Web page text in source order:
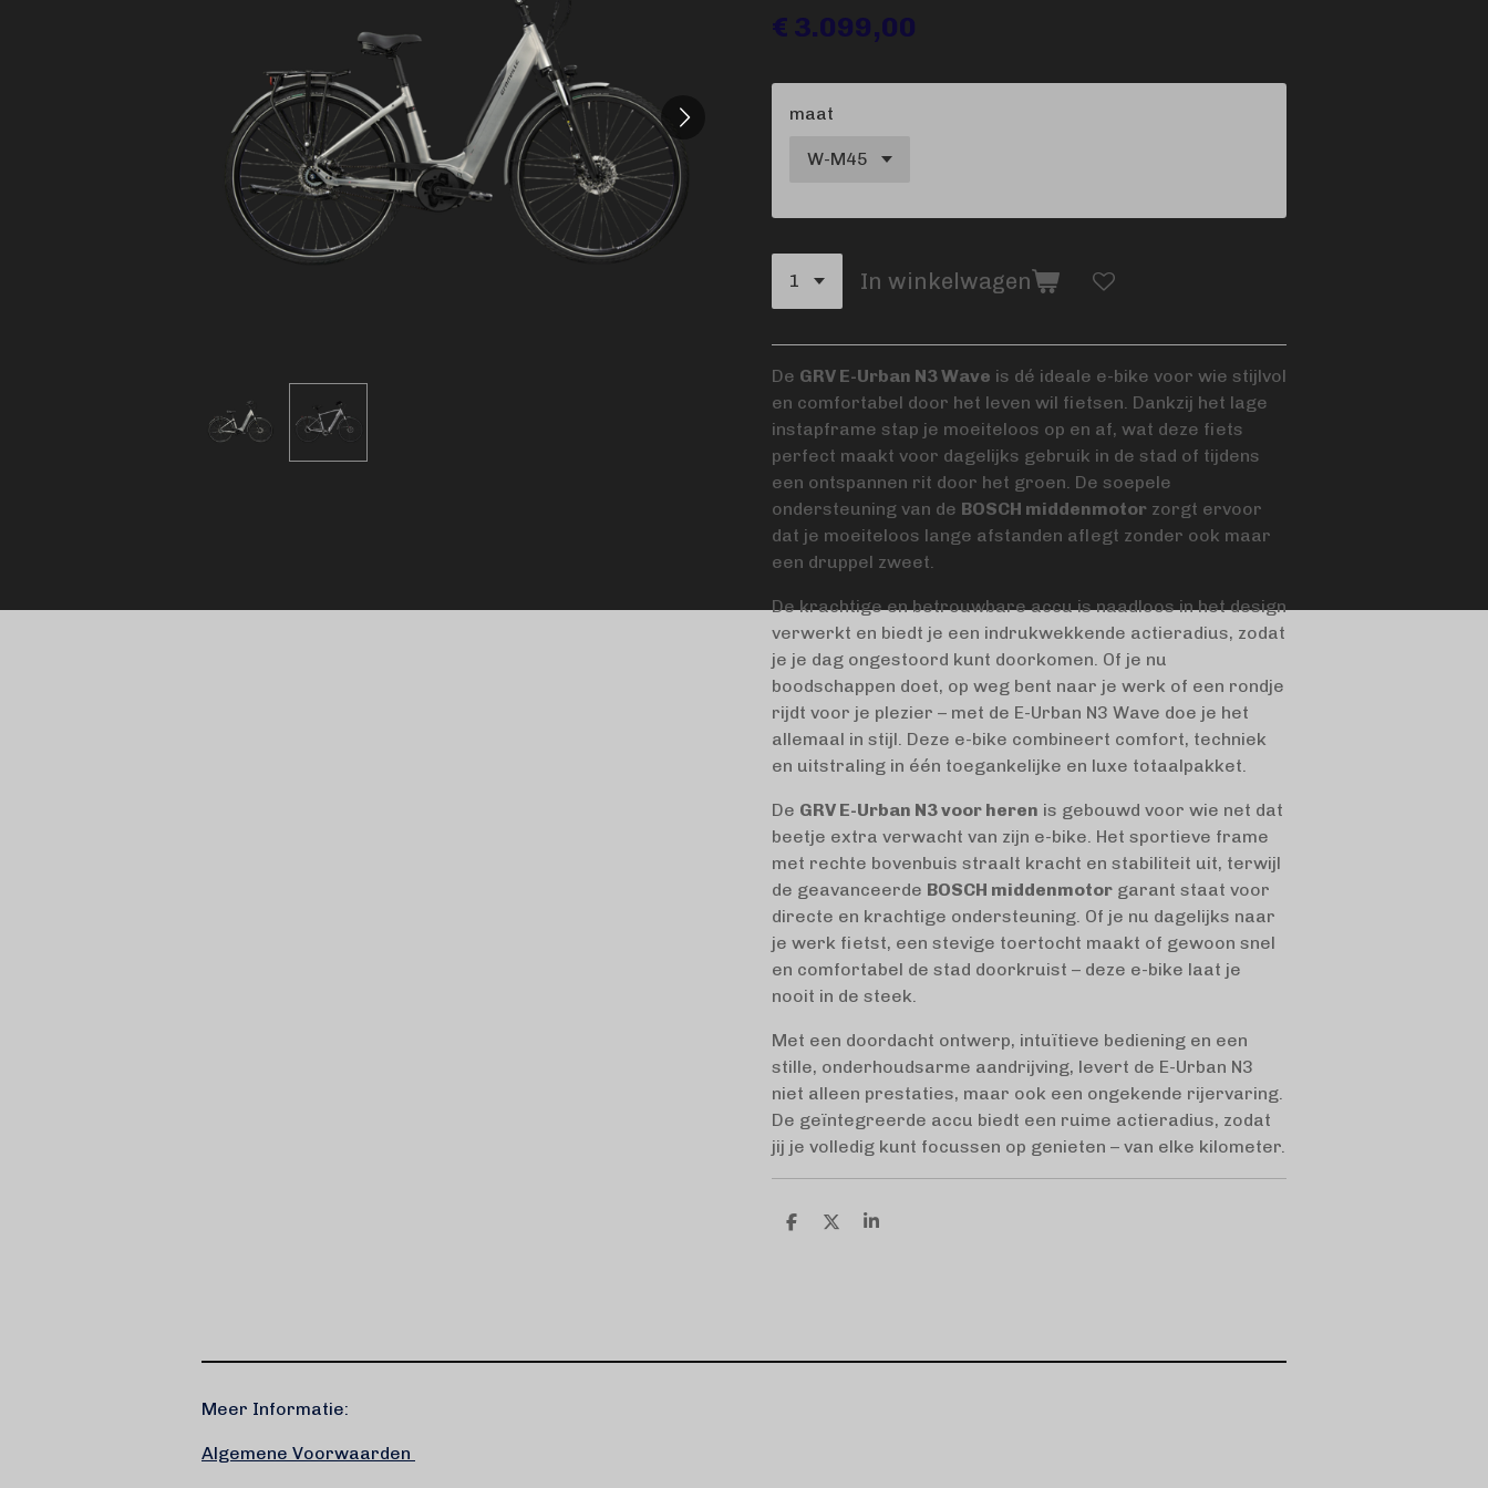
€ 3.099,00
maat
In winkelwagen
De GRV E-Urban N3 Wave is dé ideale e-bike voor wie stijlvol
en comfortabel door het leven wil fietsen. Dankzij het lage
instapframe stap je moeiteloos op en af, wat deze fiets
perfect maakt voor dagelijks gebruik in de stad of tijdens
een ontspannen rit door het groen. De soepele
ondersteuning van de BOSCH middenmotor zorgt ervoor
dat je moeiteloos lange afstanden aflegt zonder ook maar
een druppel zweet.
De krachtige en betrouwbare accu is naadloos in het design
verwerkt en biedt je een indrukwekkende actieradius, zodat
je je dag ongestoord kunt doorkomen. Of je nu
boodschappen doet, op weg bent naar je werk of een rondje
rijdt voor je plezier – met de E-Urban N3 Wave doe je het
allemaal in stijl. Deze e-bike combineert comfort, techniek
en uitstraling in één toegankelijke en luxe totaalpakket.
De GRV E-Urban N3 voor heren is gebouwd voor wie net dat
beetje extra verwacht van zijn e-bike. Het sportieve frame
met rechte bovenbuis straalt kracht en stabiliteit uit, terwijl
de geavanceerde BOSCH middenmotor garant staat voor
directe en krachtige ondersteuning. Of je nu dagelijks naar
je werk fietst, een stevige toertocht maakt of gewoon snel
en comfortabel de stad doorkruist – deze e-bike laat je
nooit in de steek.
Met een doordacht ontwerp, intuïtieve bediening en een
stille, onderhoudsarme aandrijving, levert de E-Urban N3
niet alleen prestaties, maar ook een ongekende rijervaring.
De geïntegreerde accu biedt een ruime actieradius, zodat
jij je volledig kunt focussen op genieten – van elke kilometer.
D
D
S
Meer Informatie:
Algemene Voorwaarden